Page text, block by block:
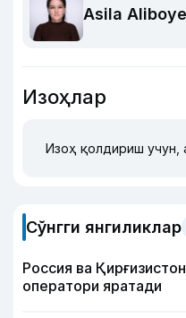
Asila
Изоҳлар
Изоҳ қолдириш учун,
Сўнгги янгиликлар
Россия ва
оператори яратади